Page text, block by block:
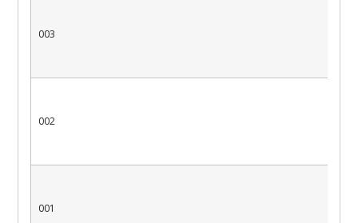
003
002
001